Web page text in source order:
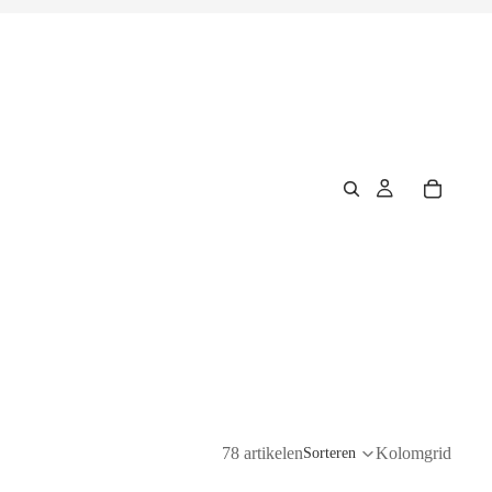
78 artikelenSorteren Kolomgrid